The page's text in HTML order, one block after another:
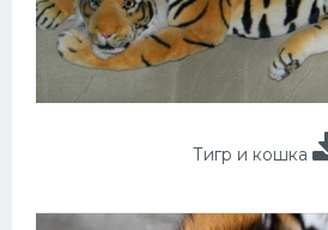
Тигр и кошка